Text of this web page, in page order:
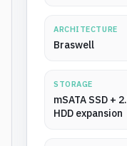
ARCHITECTURE
Braswell
STORAGE
mSATA SSD +
HDD expansion